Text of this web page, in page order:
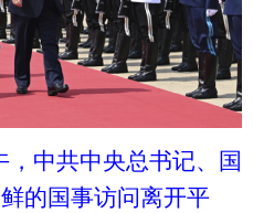
，中共中央总书记、国
的国事访问离开平